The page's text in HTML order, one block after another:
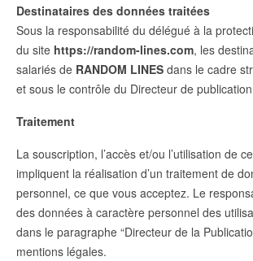
Destinataires des données traitées
Sous la responsabilité du délégué à la
du site https://random-lines.com, les
salariés de RANDOM LINES dans le cadre
et sous le contrôle du Directeur de
Traitement
La souscription, l’accès et/ou l’utilisation de
impliquent la réalisation d’un traitement de
personnel, ce que vous acceptez. Le
des données à caractère personnel des
dans le paragraphe “Directeur de la
mentions légales.